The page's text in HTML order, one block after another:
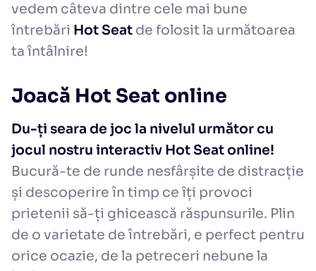
vedem câteva dintre cele mai bune
întrebări Hot Seat de folosit la următoarea
ta întâlnire!
Joacă Hot Seat online
Du-ți seara de joc la nivelul următor cu
jocul nostru interactiv Hot Seat online!
Bucură-te de runde nesfârșite de distracție
și descoperire în timp ce îți provoci
prietenii să-ți ghicească răspunsurile. Plin
de o varietate de întrebări, e perfect pentru
orice ocazie, de la petreceri nebune la